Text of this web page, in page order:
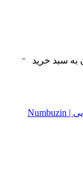
به سبد خرید
ماسک صورت لیفتینگ نامبوزین شماه 9 پک 4 تایی | Numbuzin